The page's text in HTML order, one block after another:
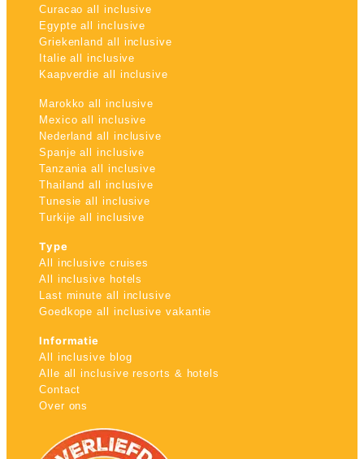
Curacao all inclusive
Egypte all inclusive
Griekenland all inclusive
Italie all inclusive
Kaapverdie all inclusive
Marokko all inclusive
Mexico all inclusive
Nederland all inclusive
Spanje all inclusive
Tanzania all inclusive
Thailand all inclusive
Tunesie all inclusive
Turkije all inclusive
Type
All inclusive cruises
All inclusive hotels
Last minute all inclusive
Goedkope all inclusive vakantie
Informatie
All inclusive blog
Alle all inclusive resorts & hotels
Contact
Over ons